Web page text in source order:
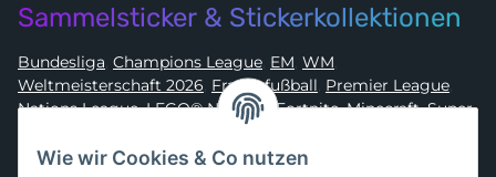
Sammelsticker & Stickerkollektionen
Bundesliga, Champions League, EM, WM,
Weltmeisterschaft 2026, Frauenfußball, Premier League,
Nations League, LEGO® Ninjago Fortnite,Minecraft,Super
Asterix
Wie wir Cookies & Co nutzen